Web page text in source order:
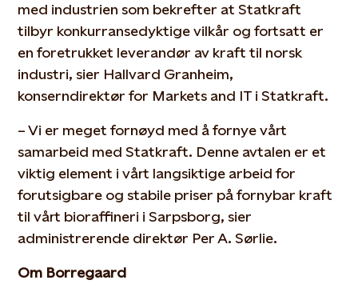
med industrien som bekrefter at Statkraft
tilbyr konkurransedyktige vilkår og fortsatt er
en foretrukket leverandør av kraft til norsk
industri, sier Hallvard Granheim,
konserndirektør for Markets and IT i Statkraft.
– Vi er meget fornøyd med å fornye vårt
samarbeid med Statkraft. Denne avtalen er et
viktig element i vårt langsiktige arbeid for
forutsigbare og stabile priser på fornybar kraft
til vårt bioraffineri i Sarpsborg, sier
administrerende direktør Per A. Sørlie.
Om Borregaard